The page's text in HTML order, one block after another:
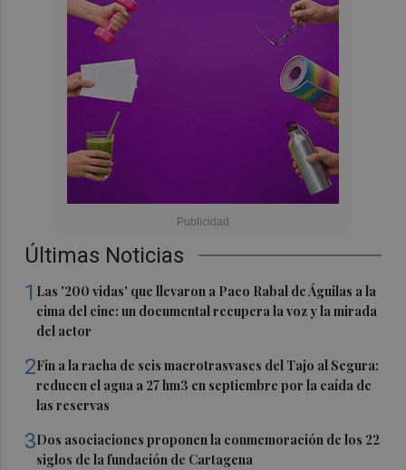
Últimas Noticias
1 Las '200 vidas' que llevaron a Paco Rabal de Águilas a la
cima del cine: un documental recupera la voz y la mirada
del actor
2Fin a la racha de seis macrotrasvases del Tajo al Segura:
reducen el agua a 27 hm3 en septiembre por la caída de
las reservas
3Dos asociaciones proponen la conmemoración de los 22
siglos de la fundación de Cartagena